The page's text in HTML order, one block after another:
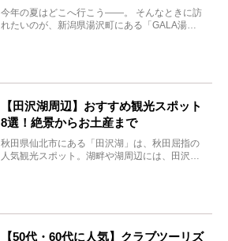
まれ変わる
今年の夏はどこへ行こう――。 そんなときに訪
れたいのが、新潟県湯沢町にある「GALA湯
【田沢湖周辺】おすすめ観光スポット
8選！絶景からお土産まで
秋田県仙北市にある「田沢湖」は、秋田屈指の
人気観光スポット。湖畔や湖周辺には、田沢湖
【50代・60代に人気】クラブツーリズ